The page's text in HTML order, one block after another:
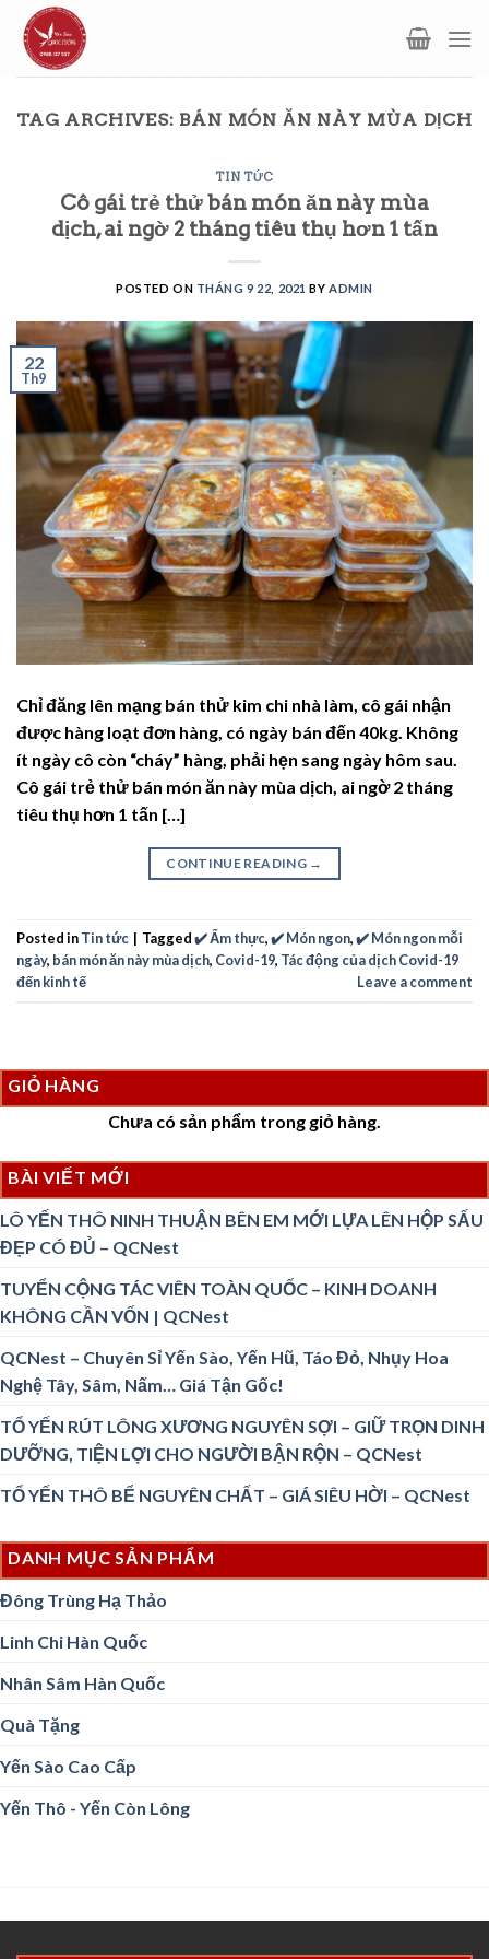
Skip
content
TAG ARCHIVES: BÁN MÓN ĂN NÀY MÙA DỊCH
TIN TỨC
Cô gái trẻ thử bán món ăn này mùa
dịch, ai ngờ 2 tháng tiêu thụ hơn 1 tấn
POSTED ON THÁNG 9 22, 2021 BY ADMIN
22
Th9
Chỉ đăng lên mạng bán thử kim chi nhà làm, cô gái nhận
được hàng loạt đơn hàng, có ngày bán đến 40kg. Không
ít ngày cô còn “cháy” hàng, phải hẹn sang ngày hôm sau.
Cô gái trẻ thử bán món ăn này mùa dịch, ai ngờ 2 tháng
tiêu thụ hơn 1 tấn […]
CONTINUE READING →
Posted inTin tức | Tagged✔️ Ẩm thực,✔️ Món ngon,✔️ Món ngon mỗi
ngày, bán món ăn này mùa dịch, Covid-19, Tác động của dịch Covid-19
đến kinh tế
Leave a comment
GIỎ HÀNG
Chưa có sản phẩm trong giỏ hàng.
BÀI VIẾT MỚI
LÔ YẾN THÔ NINH THUẬN BÊN EM MỚI LỰA LÊN HỘP SẤU
ĐẸP CÓ ĐỦ – QCNest
TUYỂN CỘNG TÁC VIÊN TOÀN QUỐC – KINH DOANH
KHÔNG CẦN VỐN | QCNest
QCNest – Chuyên Sỉ Yến Sào, Yến Hũ, Táo Đỏ, Nhụy Hoa
Nghệ Tây, Sâm, Nấm… Giá Tận Gốc!
TỔ YẾN RÚT LÔNG XƯƠNG NGUYÊN SỢI – GIỮ TRỌN DINH
DƯỠNG, TIỆN LỢI CHO NGƯỜI BẬN RỘN – QCNest
TỔ YẾN THÔ BỂ NGUYÊN CHẤT – GIÁ SIÊU HỜI – QCNest
DANH MỤC SẢN PHẨM
Đông Trùng Hạ Thảo
Linh Chi Hàn Quốc
Nhân Sâm Hàn Quốc
Quà Tặng
Yến Sào Cao Cấp
Yến Thô - Yến Còn Lông